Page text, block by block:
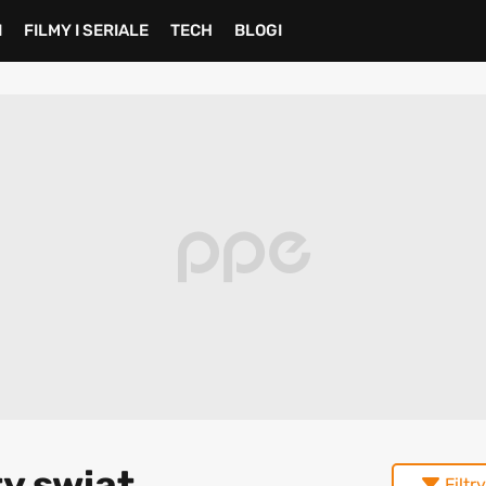
FILMY I SERIALE TECH BLOGI